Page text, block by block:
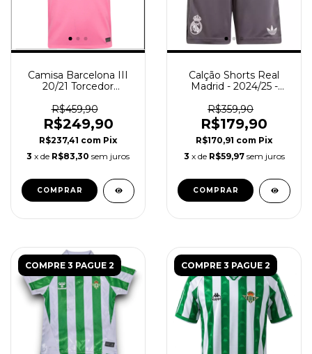
Camisa Barcelona III
20/21 Torcedor
R$459,90
R$249,90
R$237,41 com Pix
3 x de R$83,30 sem juros
COMPRAR
Calção Shorts Real
Madrid - 2024/25 -
R$359,90
R$179,90
R$170,91 com Pix
3 x de R$59,97 sem juros
COMPRAR
COMPRE 3 PAGUE 2 COMPRE 3 PAGUE 2